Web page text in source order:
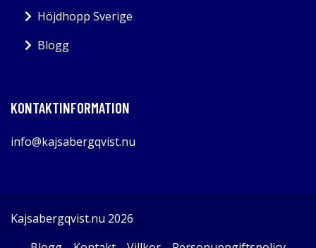
Höjdhopp Sverige
Blogg
KONTAKTINFORMATION
info@kajsabergqvist.nu
Kajsabergqvist.nu 2026